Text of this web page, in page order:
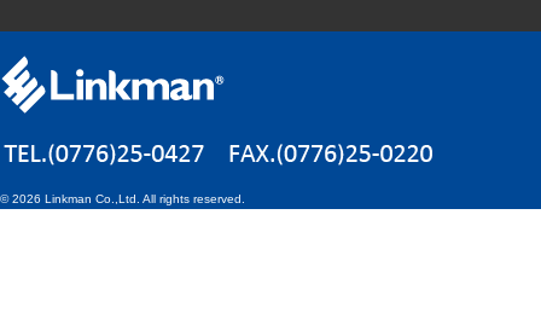
©2026 Linkman Co.,Ltd. All rights reserved.